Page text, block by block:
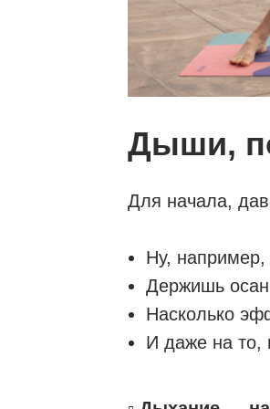
Дыши,
Для начала,
Ну,
Держишь
Насколько
И даже на то,